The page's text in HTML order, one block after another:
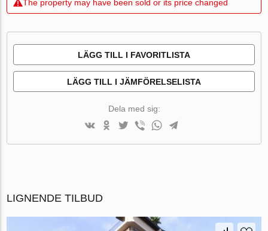
The property may have been sold or its price changed
LÄGG TILL I FAVORITLISTA
LÄGG TILL I JÄMFÖRELSELISTA
Dela med sig:
LIGNENDE TILBUD